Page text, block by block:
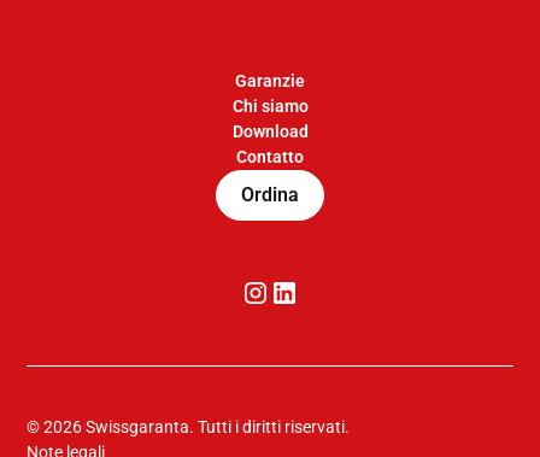
Garanzie
Chi siamo
Download
Contatto
Ordina
©2026Swissgaranta. Tutti i diritti riservati.
Note legali